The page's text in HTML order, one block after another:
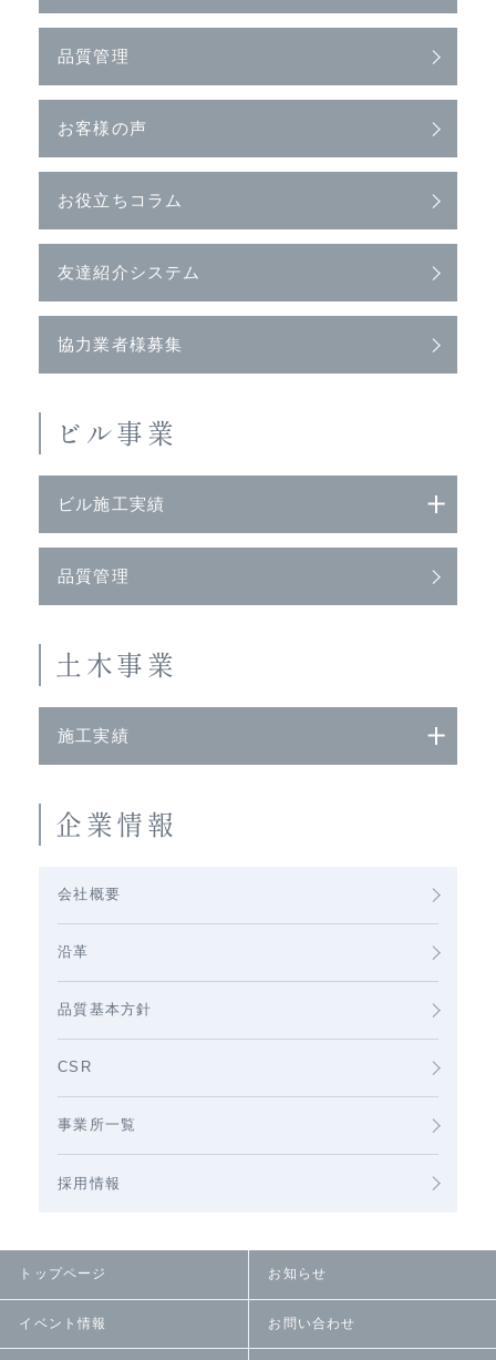
品質管理
お客様の声
お役立ちコラム
友達紹介システム
協力業者様募集
ビル事業
ビル施工実績
品質管理
土木事業
施工実績
企業情報
会社概要
沿革
品質基本方針
CSR
事業所一覧
採用情報
トップページ お知らせ
イベント情報 お問い合わせ